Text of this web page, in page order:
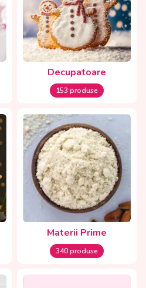
Decupatoare
153 produse
Materii Prime
340 produse